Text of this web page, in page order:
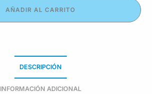
AÑADIR AL CARRITO
DESCRIPCIÓN
INFORMACIÓN ADICIONAL